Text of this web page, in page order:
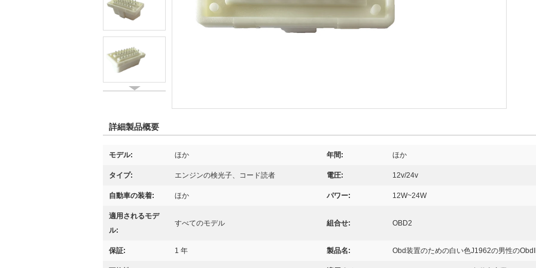
詳細製品概要
モデル: ほか 年間: ほか
タイプ: エンジンの検光子、コード読者 電圧: 12v/24v
自動車の装着: ほか パワー: 12W~24W
適用されるモデ
ル:
すべてのモデル 組合せ: OBD2
保証: 1 年 製品名: Obd装置のための白い色J1962の男性の